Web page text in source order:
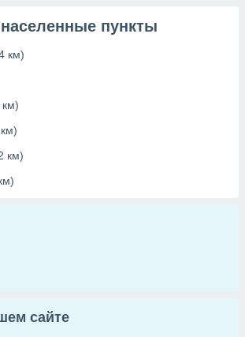
пункты
км)
км)
км)
сайте